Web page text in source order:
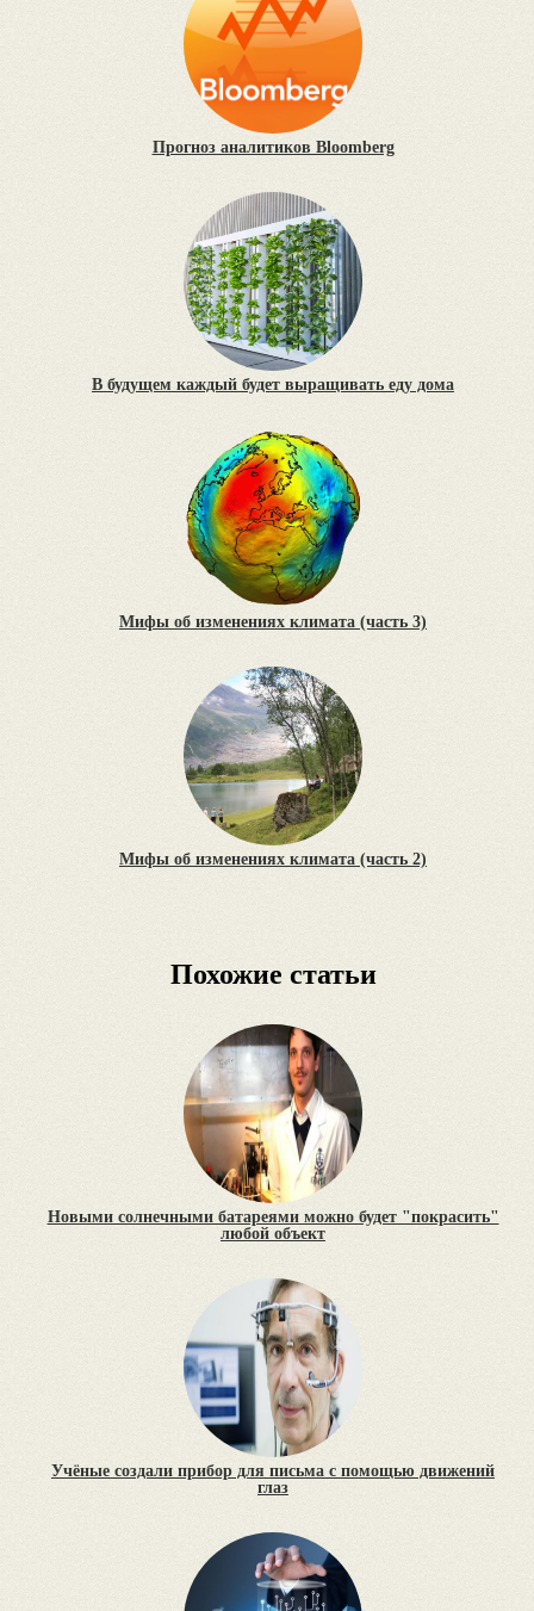
Прогноз аналитиков Bloomberg
В будущем каждый будет выращивать еду дома
Мифы об изменениях климата (часть 3)
Мифы об изменениях климата (часть 2)
Похожие статьи
Новыми солнечными батареями можно будет "покрасить"
любой объект
Учёные создали прибор для письма с помощью движений
глаз